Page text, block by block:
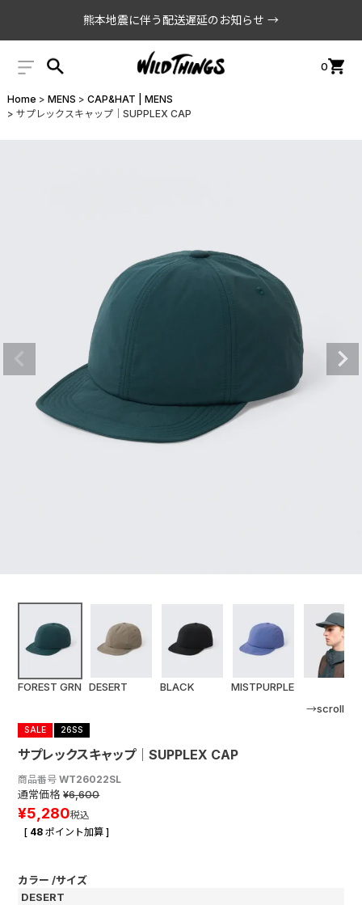
熊本地震に伴う配送遅延のお知らせ →
0
Home MENS
CAP&HAT | MENS
サプレックスキャップ│SUPPLEX CAP
FOREST GRN DESERT BLACK
MISTPURPLE
→scroll
SALE 26SS
サプレックスキャップ│SUPPLEX CAP
商品番号 WT26022SL
通常価格 ¥6,600
¥5,280税込
[ 48 ポイント加算 ]
カラー サイズ
DESERT